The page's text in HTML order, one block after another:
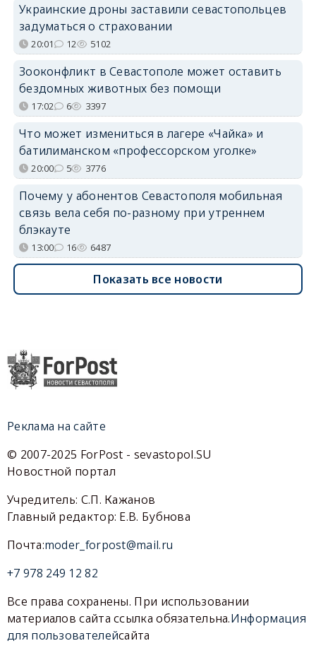
Украинские дроны заставили севастопольцев
задуматься о страховании
20:01 12 5102
Зооконфликт в Севастополе может оставить
бездомных животных без помощи
17:02 6 3397
Что может измениться в лагере «Чайка» и
батилиманском «профессорском уголке»
20:00 5 3776
Почему у абонентов Севастополя мобильная
связь вела себя по-разному при утреннем
блэкауте
13:00 16 6487
Показать все новости
Реклама на сайте
© 2007-2025 ForPost - sevastopol.SU
Новостной портал
Учредитель: С.П. Кажанов
Главный редактор: Е.В. Бубнова
Почта:moder_forpost@mail.ru
+7 978 249 12 82
Все права сохранены. При использовании
материалов сайта ссылка обязательна.Информация
для пользователейсайта